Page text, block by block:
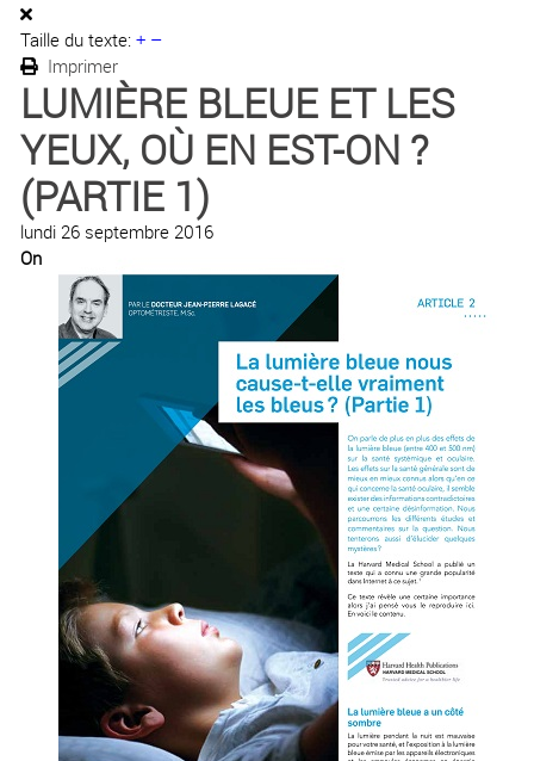
Taille du texte: + –
Imprimer
LUMIÈRE BLEUE ET LES
YEUX, OÙ EN EST-ON ?
(PARTIE 1)
lundi 26 septembre 2016
On